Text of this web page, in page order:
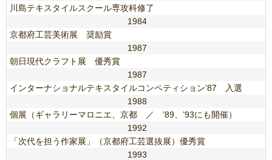
川島テキスタイルスクール専攻科修了
1984
京都府工芸美術展 奨励賞
1987
朝日現代クラフト展 優秀賞
1987
インターナショナルテキスタイルコンペティション’87 入選
1988
個展（ギャラリーマロニエ、京都 ／ ’89、’93にも開催）
1992
「次代を担う作家展」（京都府工芸選抜展）優秀賞
1993